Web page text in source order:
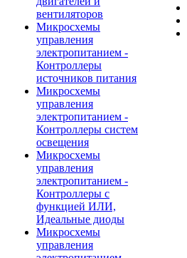
вентиляторов
Микросхемы
управления
электропитанием -
Контроллеры
источников питания
Микросхемы
управления
электропитанием -
Контроллеры систем
освещения
Микросхемы
управления
электропитанием -
Контроллеры с
функцией ИЛИ,
Идеальные диоды
Микросхемы
управления